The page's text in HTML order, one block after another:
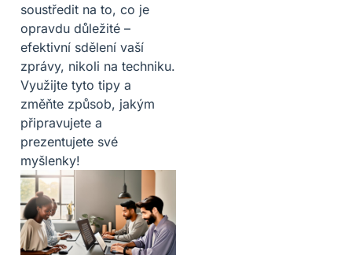
soustředit na to, co je
opravdu důležité –
efektivní sdělení vaší
zprávy, nikoli na techniku.
Využijte tyto tipy a
změňte způsob, jakým
připravujete a
prezentujete své
myšlenky!